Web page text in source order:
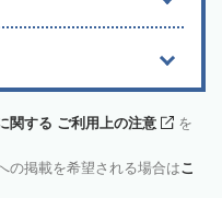
関する ご利用上の注意
を
の掲載を希望される場合はこ